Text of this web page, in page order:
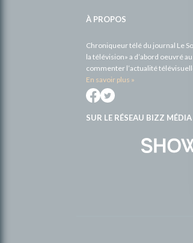
À PROPOS
Chroniqueur télé du journal Le
la télévision» a d’abord oeuvré
commenter l’actualité
En savoir plus »
SUR LE RÉSEAU BIZZ MÉDIA